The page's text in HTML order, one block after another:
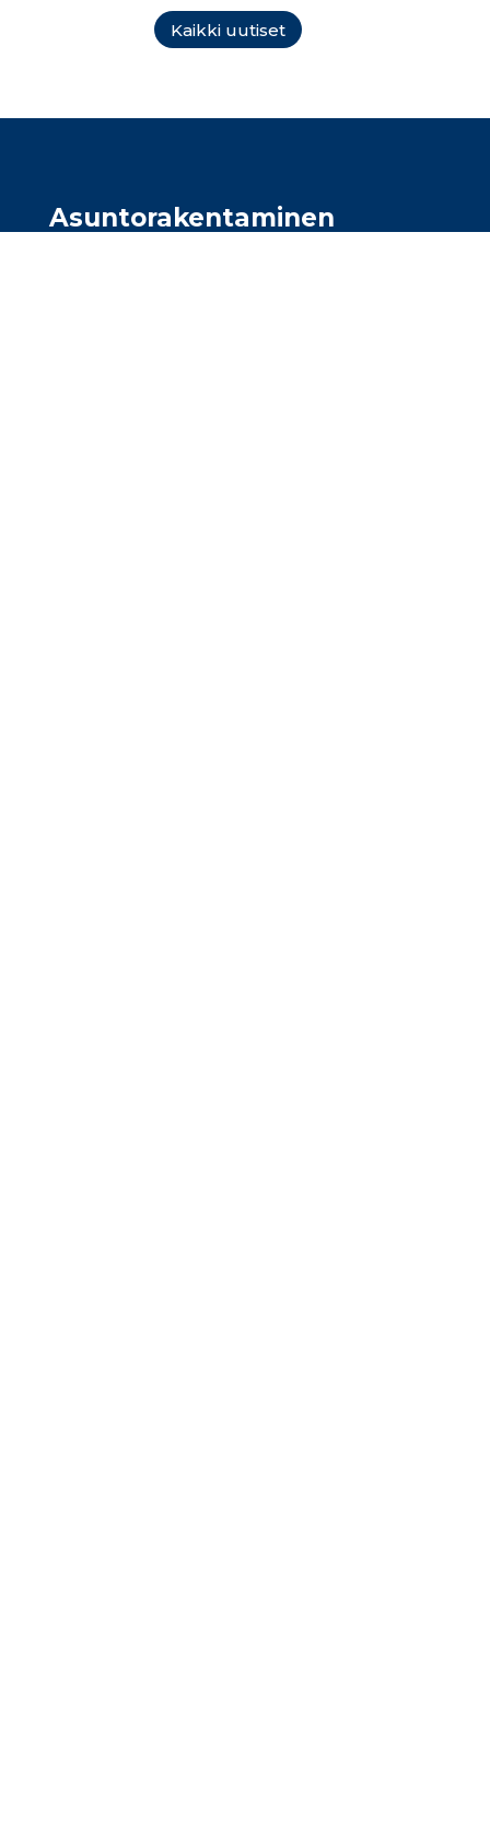
Kaikki uutiset
Asunto­rakentaminen